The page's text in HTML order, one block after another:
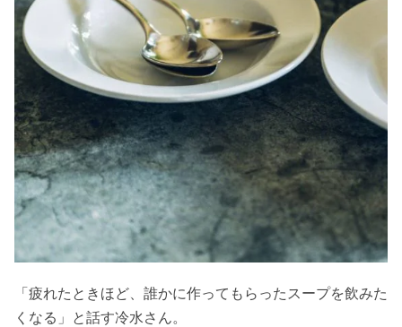
「疲れたときほど、誰かに作ってもらったスープを飲みた
くなる」と話す冷水さん。